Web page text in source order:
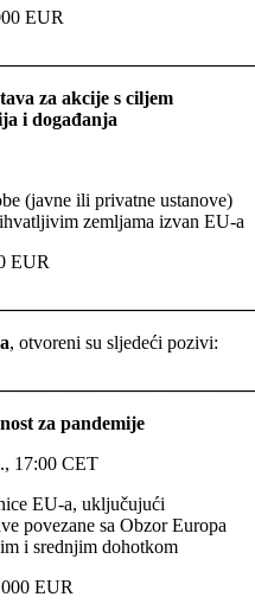
EUR
za akcije s ciljem
i događanja
(javne ili privatne ustanove)
zemljama izvan EU-a
EUR
, otvoreni su sljedeći pozivi:
za pandemije
17:00 CET
EU-a, uključujući
povezane sa Obzor Europa
i srednjim dohotkom
EUR